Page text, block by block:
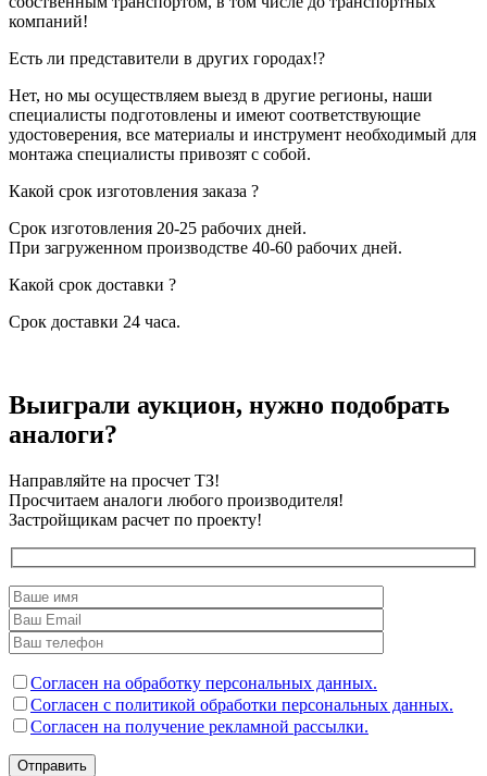
компаний!
Есть ли представители в других городах!?
Нет, но мы осуществляем выезд в другие регионы, наши
специалисты подготовлены и имеют соответствующие
удостоверения, все материалы и инструмент необходимый для
монтажа специалисты привозят с собой.
Какой срок изготовления заказа ?
Срок изготовления 20-25 рабочих дней.
При загруженном производстве 40-60 рабочих дней.
Какой срок доставки ?
Срок доставки 24 часа.
Выиграли аукцион, нужно подобрать
аналоги?
Направляйте на просчет ТЗ!
Просчитаем аналоги любого производителя!
Застройщикам расчет по проекту!
Согласен на обработку персональных данных.
Согласен с политикой обработки персональных данных.
Согласен на получение рекламной рассылки.
Отправить